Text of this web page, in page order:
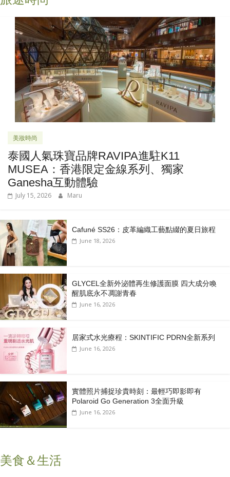
美妝時尚
泰國人氣珠寶品牌RAVIPA進駐K11
MUSEA：香港限定金線系列、獨家
Ganesha互動體驗
July 15, 2026 Maru
Cafuné SS26：皮革編織工藝點綴的夏日旅程
June 18, 2026
GLYCEL全新外泌體再生修護面膜 四大成分喚
醒肌底永不凋謝青春
June 16, 2026
居家式水光療程：SKINTIFIC PDRN全新系列
June 16, 2026
實體照片捕捉珍貴時刻：最輕巧即影即有
Polaroid Go Generation 3全面升級
June 16, 2026
美食＆生活